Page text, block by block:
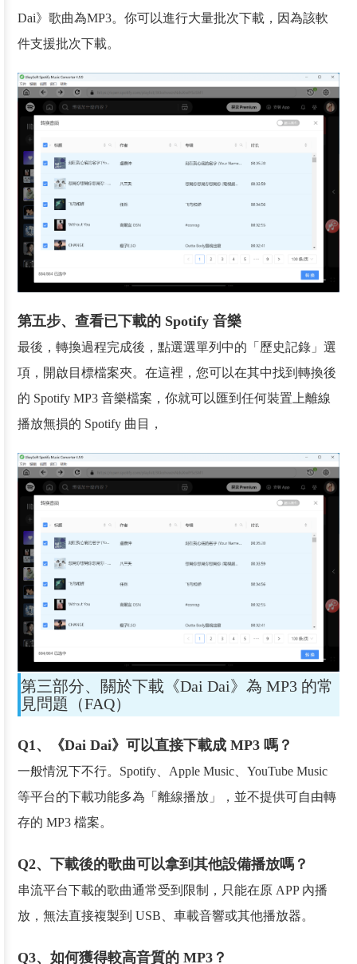
Dai》歌曲為MP3。你可以進行大量批次下載，因為該軟
件支援批次下載。
第五步、查看已下載的 Spotify 音樂
最後，轉換過程完成後，點選選單列中的「歷史記錄」選
項，開啟目標檔案夾。在這裡，您可以在其中找到轉換後
的 Spotify MP3 音樂檔案，你就可以匯到任何裝置上離線
播放無損的 Spotify 曲目，
第三部分、關於下載《Dai Dai》為 MP3 的常
見問題（FAQ）
Q1、《Dai Dai》可以直接下載成 MP3 嗎？
一般情況下不行。Spotify、Apple Music、YouTube Music
等平台的下載功能多為「離線播放」，並不提供可自由轉
存的 MP3 檔案。
Q2、下載後的歌曲可以拿到其他設備播放嗎？
串流平台下載的歌曲通常受到限制，只能在原 APP 內播
放，無法直接複製到 USB、車載音響或其他播放器。
Q3、如何獲得較高音質的 MP3？